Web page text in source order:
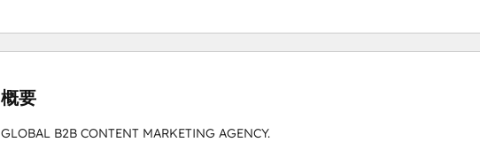
概要
GLOBAL B2B CONTENT MARKETING AGENCY.